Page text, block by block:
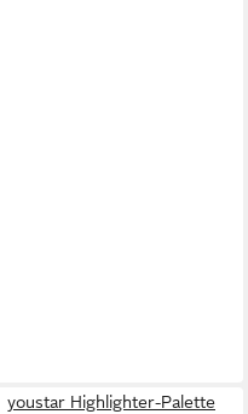
youstar Highlighter-Palette